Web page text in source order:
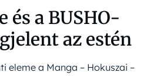
és a BUSHO-
az estén
eleme a Manga – Hokuszai –